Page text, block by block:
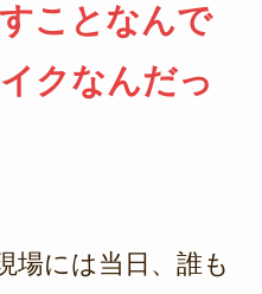
ことなんで
クなんだっ
場には当日、誰も